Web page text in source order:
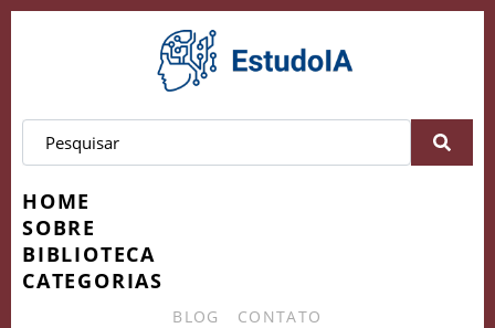
HOME
SOBRE
BIBLIOTECA
CATEGORIAS
BLOG CONTATO